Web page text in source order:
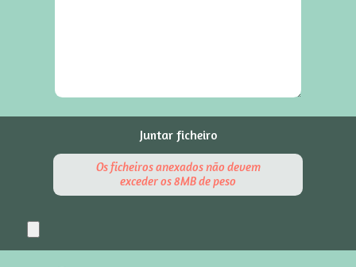
Juntar ficheiro
Os ficheiros anexados não devem
exceder os 8MB de peso